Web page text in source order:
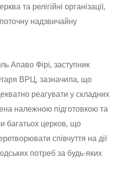
та релігійні організації,
надзвичайну
Апаво Фірі, заступник
ВРЦ, зазначила, що
реагувати у складних
​​належною підготовкою та
багатьох церков, що
співчуття на дії
потреб за будь-яких